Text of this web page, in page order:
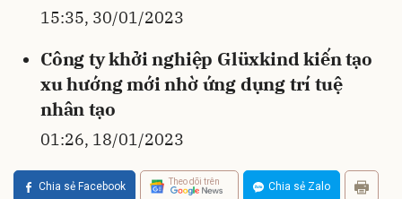
15:35, 30/01/2023
Công ty khởi nghiệp Glüxkind kiến tạo
xu hướng mới nhờ ứng dụng trí tuệ
nhân tạo
01:26, 18/01/2023
Chia sẻ Facebook Theo dõi trên Chia sẻ Zalo